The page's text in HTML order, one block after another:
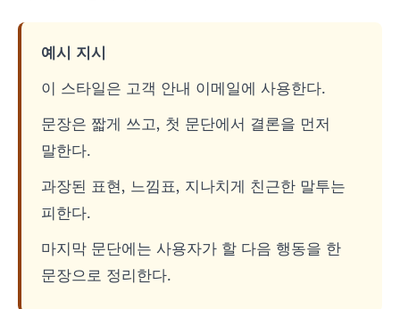
예시 지시
이 스타일은 고객 안내 이메일에 사용한다.
문장은 짧게 쓰고, 첫 문단에서 결론을 먼저
말한다.
과장된 표현, 느낌표, 지나치게 친근한 말투는
피한다.
마지막 문단에는 사용자가 할 다음 행동을 한
문장으로 정리한다.